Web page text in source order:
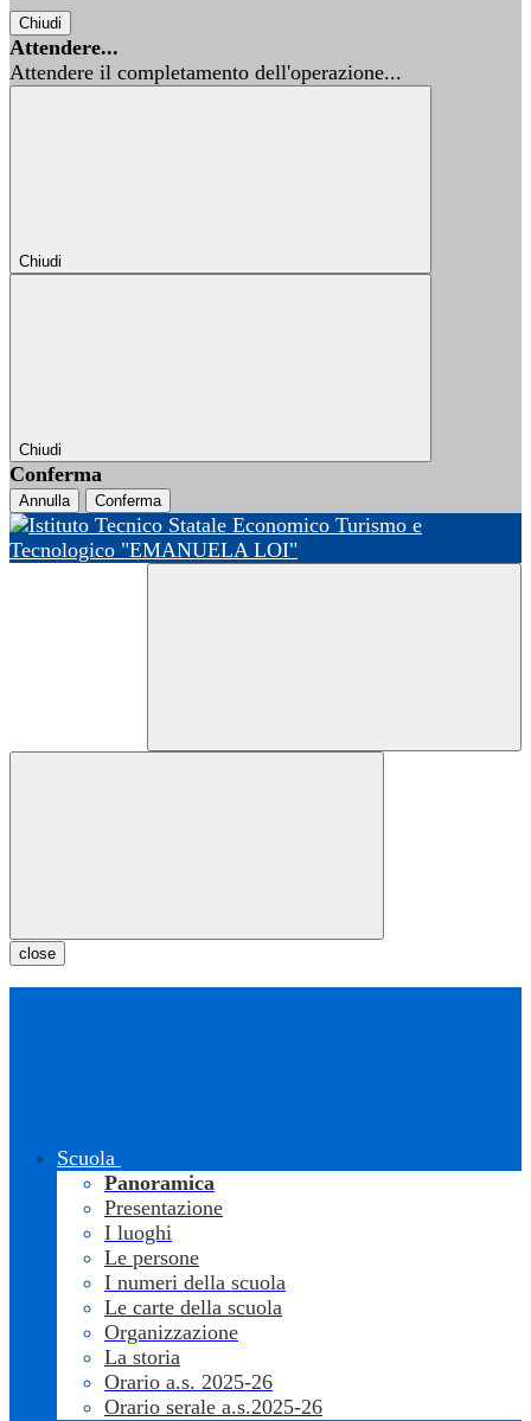
Chiudi
Attendere...
Attendere il completamento dell'operazione...
Chiudi
Chiudi
Conferma
Annulla Conferma
close
Scuola
Panoramica
Presentazione
I luoghi
Le persone
I numeri della scuola
Le carte della scuola
Organizzazione
La storia
Orario a.s. 2025-26
Orario serale a.s.2025-26